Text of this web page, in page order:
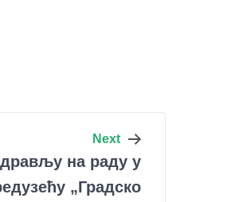
Next
на раду у
„Градско